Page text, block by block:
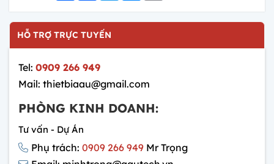
HỖ TRỢ TRỰC TUYẾN
Tel: 0909 266 949
Mail: thietbiaau@gmail.com
PHÒNG KINH DOANH:
Tư vấn - Dự Án
Phụ trách: 0909 266 949 Mr Trọng